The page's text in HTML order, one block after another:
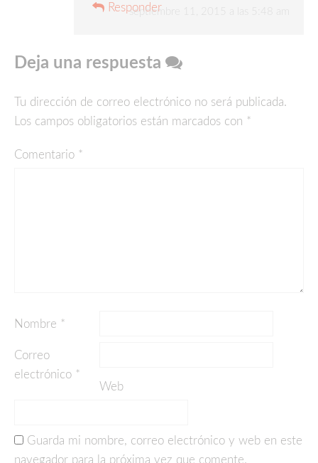
septiembre 11, 2015 a las 5:48 am
Responder
Deja una respuesta
Tu dirección de correo electrónico no será publicada.
Los campos obligatorios están marcados con *
Comentario *
Nombre *
Correo
electrónico *
Web
Guarda mi nombre, correo electrónico y web en este
navegador para la próxima vez que comente.